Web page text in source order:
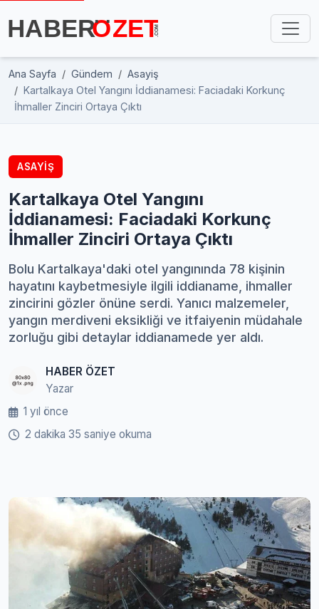
Ana Sayfa Gündem
Asayiş
Kartalkaya Otel Yangını İddianamesi: Faciadaki Korkunç
İhmaller Zinciri Ortaya Çıktı
ASAYIŞ
Kartalkaya Otel Yangını
İddianamesi: Faciadaki Korkunç
İhmaller Zinciri Ortaya Çıktı
Bolu Kartalkaya'daki otel yangınında 78 kişinin
hayatını kaybetmesiyle ilgili iddianame, ihmaller
zincirini gözler önüne serdi. Yanıcı malzemeler,
yangın merdiveni eksikliği ve itfaiyenin müdahale
zorluğu gibi detaylar iddianamede yer aldı.
HABER ÖZET
Yazar
1 yıl önce
2 dakika 35 saniye okuma